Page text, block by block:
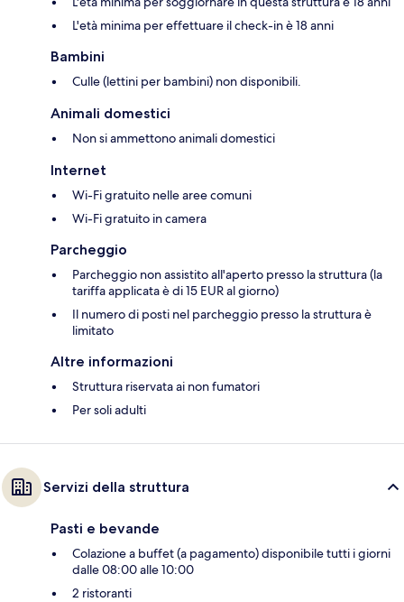
L'età minima per effettuare il check-in è 18 anni
Bambini
Culle (lettini per bambini) non disponibili.
Animali domestici
Non si ammettono animali domestici
Internet
Wi-Fi gratuito nelle aree comuni
Wi-Fi gratuito in camera
Parcheggio
Parcheggio non assistito all'aperto presso la struttura (la
tariffa applicata è di 15 EUR al giorno)
Il numero di posti nel parcheggio presso la struttura è
limitato
Altre informazioni
Struttura riservata ai non fumatori
Per soli adulti
Servizi della struttura
Pasti e bevande
Colazione a buffet (a pagamento) disponibile tutti i giorni
dalle 08:00 alle 10:00
2 ristoranti